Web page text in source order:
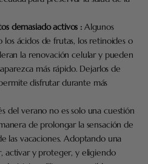
demasiado activos : Algunos
ácidos de frutas, los retinoides o
la renovación celular y pueden
más rápido. Dejarlos de
disfrutar durante más
del verano no es solo una cuestión
de prolongar la sensación de
las vacaciones. Adoptando una
activar y proteger, y eligiendo